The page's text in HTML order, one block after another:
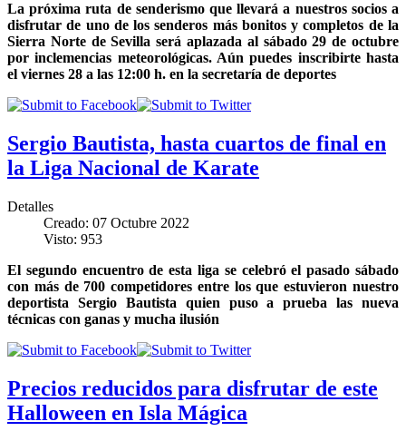
La próxima ruta de senderismo que llevará a nuestros socios a
disfrutar de uno de los senderos más bonitos y completos de la
Sierra Norte de Sevilla será aplazada al sábado 29 de octubre
por inclemencias meteorológicas. Aún puedes inscribirte hasta
el viernes 28 a las 12:00 h. en la secretaría de deportes
Sergio Bautista, hasta cuartos de final en
la Liga Nacional de Karate
Detalles
Creado: 07 Octubre 2022
Visto: 953
El segundo encuentro de esta liga se celebró el pasado sábado
con más de 700 competidores entre los que estuvieron nuestro
deportista Sergio Bautista quien puso a prueba las nueva
técnicas con ganas y mucha ilusión
Precios reducidos para disfrutar de este
Halloween en Isla Mágica